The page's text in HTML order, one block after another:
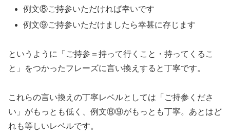
例文⑧ご持参いただければ幸いです
例文⑨ご持参いただけましたら幸甚に存じます
というように「ご持参＝持って行くこと・持ってくるこ
と」をつかったフレーズに言い換えすると丁寧です。
これらの言い換えの丁寧レベルとしては「ご持参くださ
い」がもっとも低く、例文⑧⑨がもっとも丁寧。あとはど
れも等しいレベルです。